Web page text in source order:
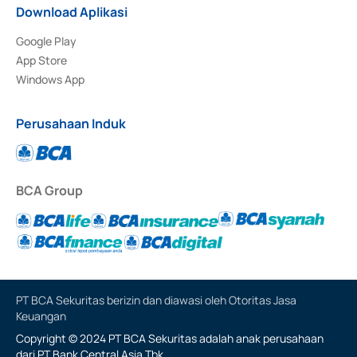
Download Aplikasi
Google Play
App Store
Windows App
Perusahaan Induk
BCA Group
PT BCA Sekuritas berizin dan diawasi oleh Otoritas Jasa
Keuangan
Copyright © 2024 PT BCA Sekuritas adalah anak perusahaan